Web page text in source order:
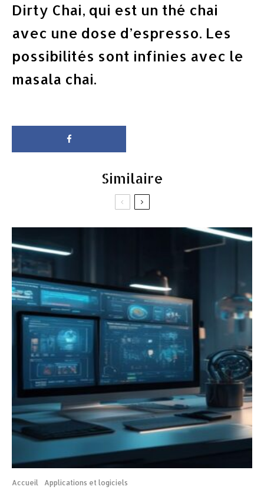
Dirty Chai, qui est un thé chai
avec une dose d’espresso. Les
possibilités sont infinies avec le
masala chai.
Similaire
Accueil Applications et logiciels